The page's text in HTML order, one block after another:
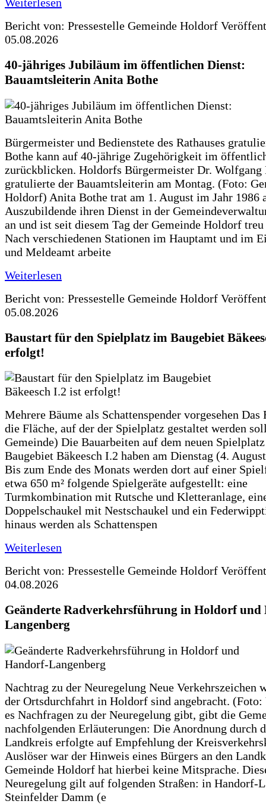
Bericht von: Pressestelle Gemeinde Holdorf
05.08.2026
40-jähriges Jubiläum im öffentlichen Dienst:
Bauamtsleiterin Anita Bothe
Bürgermeister und Bedienstete des Rathauses
Bothe kann auf 40-jährige Zugehörigkeit im
zurückblicken. Holdorfs Bürgermeister Dr. Wolfgang
gratulierte der Bauamtsleiterin am Montag. (Foto:
Holdorf) Anita Bothe trat am 1. August im Jahr 1986
Auszubildende ihren Dienst in der
an und ist seit diesem Tag der Gemeinde Holdorf
Nach verschiedenen Stationen im Hauptamt und im
und Meldeamt arbeite
Weiterlesen
Bericht von: Pressestelle Gemeinde Holdorf
05.08.2026
Baustart für den Spielplatz im Baugebiet
erfolgt!
Mehrere Bäume als Schattenspender vorgesehen Das
die Fläche, auf der der Spielplatz gestaltet werden
Gemeinde) Die Bauarbeiten auf dem neuen
Baugebiet Bäkeesch I.2 haben am Dienstag (4.
Bis zum Ende des Monats werden dort auf einer
etwa 650 m² folgende Spielgeräte aufgestellt: eine
Turmkombination mit Rutsche und Kletteranlage,
Doppelschaukel mit Nestschaukel und ein
hinaus werden als Schattenspen
Weiterlesen
Bericht von: Pressestelle Gemeinde Holdorf
04.08.2026
Geänderte Radverkehrsführung in Holdorf
Langenberg
Nachtrag zu der Neuregelung Neue Verkehrszeichen
der Ortsdurchfahrt in Holdorf sind angebracht.
es Nachfragen zu der Neuregelung gibt, gibt die
nachfolgenden Erläuterungen: Die Anordnung durch
Landkreis erfolgte auf Empfehlung der
Auslöser war der Hinweis eines Bürgers an den
Gemeinde Holdorf hat hierbei keine Mitsprache.
Neuregelung gilt auf folgenden Straßen: in Handorf-
Steinfelder Damm (e